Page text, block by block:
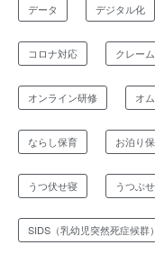
データ デジタル化
コロナ対応 クレーム
オンライン研修 オ
ならし保育 お泊り
うつ伏せ寝 うつぶせ
SIDS（乳幼児突然死症候群）